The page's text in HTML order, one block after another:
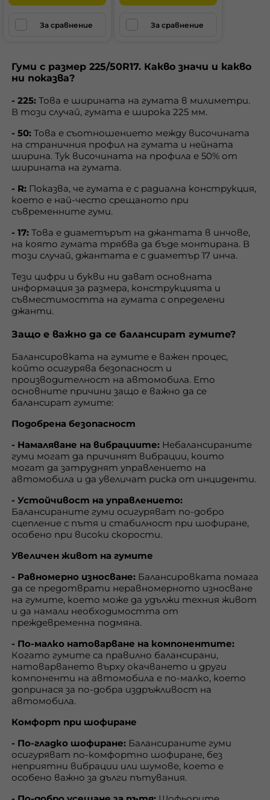
За сравнение За сравнение
Гуми с размер 225/50R17. Какво значи и какво
ни показва?
- 225: Това е ширината на гумата в милиметри.
В този случай, гумата е широка 225 мм.
- 50: Това е съотношението между височината
на страничния профил на гумата и нейната
ширина. Тук височината на профила е 50% от
ширината на гумата.
- R: Показва, че гумата е с радиална конструкция,
което е най-често срещаното при
съвременните гуми.
- 17: Това е диаметърът на джантата в инчове,
на която гумата трябва да бъде монтирана. В
този случай, джантата е с диаметър 17 инча.
Тези цифри и букви ни дават основната
информация за размера, конструкцията и
съвместимостта на гумата с определени
джанти.
Защо е важно да се балансират гумите?
Балансировката на гумите е важен процес,
който осигурява безопасност и
производителност на автомобила. Ето
основните причини защо е важно да се
балансират гумите:
Подобрена безопасност
- Намаляване на вибрациите: Небалансираните
гуми могат да причинят вибрации, които
могат да затруднят управлението на
автомобила и да увеличат риска от инциденти.
- Устойчивост на управлението:
Балансираните гуми осигуряват по-добро
сцепление с пътя и стабилност при шофиране,
особено при високи скорости.
Увеличен живот на гумите
- Равномерно износване: Балансировката помага
да се предотврати неравномерното износване
на гумите, което може да удължи техния живот
и да намали необходимостта от
преждевременна подмяна.
- По-малко натоварване на компонентите:
Когато гумите са правилно балансирани,
натоварването върху окачването и други
компоненти на автомобила е по-малко, което
допринася за по-добра издръжливост на
автомобила.
Комфорт при шофиране
- По-гладко шофиране: Балансираните гуми
осигуряват по-комфортно шофиране, без
неприятни вибрации или шумове, което е
особено важно за дълги пътувания.